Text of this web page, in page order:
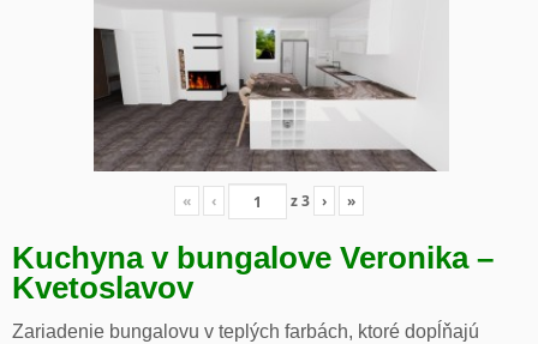
« ‹ z3 › »
Kuchyna v bungalove Veronika –
Kvetoslavov
Zariadenie bungalovu v teplých farbách, ktoré dopĺňajú